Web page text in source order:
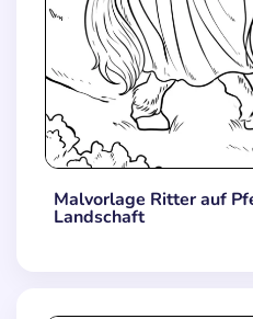
Malvorlage Ritter auf
Landschaft